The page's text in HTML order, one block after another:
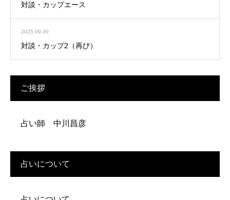
対談・カップエース
2025.09.30
対談・カップ2（再び）
ご挨拶
占い師 中川昌彦
占いについて